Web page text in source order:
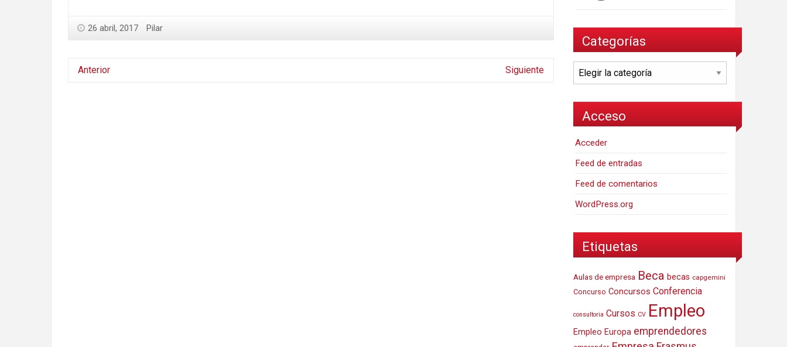
26 abril, 2017 Pilar
Anterior Siguiente
Categorías
Categorías
Acceso
Acceder
Feed de entradas
Feed de comentarios
WordPress.org
Etiquetas
Aulas de empresa Beca becas capgemini
Concurso Concursos Conferencia
consultoria Cursos CV Empleo
Empleo Europa emprendedores